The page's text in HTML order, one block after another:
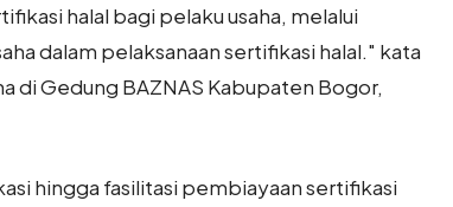
halal bagi pelaku usaha, melalui
dalam pelaksanaan sertifikasi halal." kata
di Gedung BAZNAS Kabupaten Bogor,
hingga fasilitasi pembiayaan sertifikasi